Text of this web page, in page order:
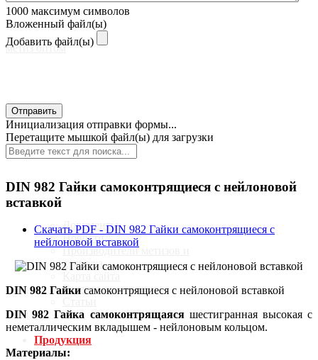
Главная
О компании
Документы
Новости
Производители метизов и
крепежа
Галерея продукции
Продукция
1000 максимум символов
Вложенный файл(ы)
Добавить файл(ы)
Отправить
Инициализация отправки формы...
Перетащите мышкой файл(ы) для загрузки
DIN 982 Гайки самоконтрящиеся с нейлоновой
вставкой
Скачать PDF - DIN 982 Гайки самоконтрящиеся с
нейлоновой вставкой
DIN 982 Гайки самоконтрящиеся с нейлоновой вставкой
DIN 982 Гайка самоконтрящаяся шестигранная высокая с
неметаллическим вкладышем - нейлоновым кольцом.
Материалы: